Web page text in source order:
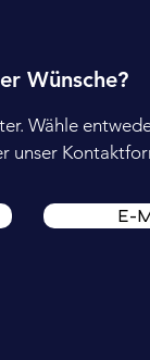
Wünsche?
Wähle
unser
E-